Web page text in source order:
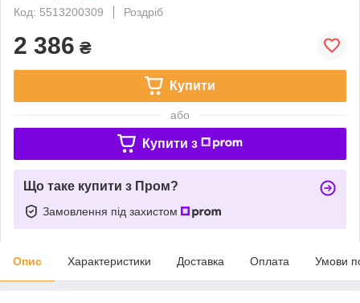
Код: 5513200309
Роздріб
2 386 ₴
Купити
або
Купити з
Що таке купити з Пром?
Замовлення під захистом
Опис Характеристики Доставка Оплата Умови